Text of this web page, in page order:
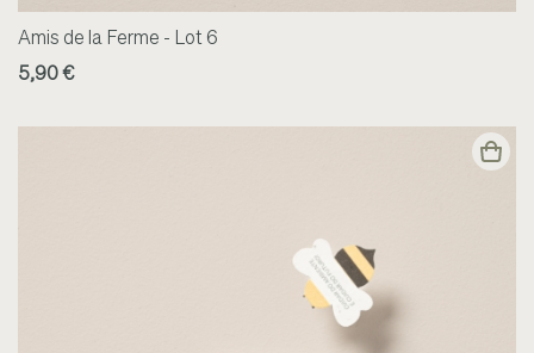
Amis de la Ferme - Lot 6
5,90 €